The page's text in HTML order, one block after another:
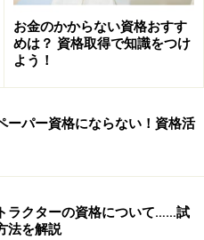
～２ヶ月前頃
I」「午後II」それぞれで
験）」試験情報】
お金のかからない資格おすす
めは？ 資格取得で知識をつけ
よう！
ーパー資格にならない！資格活
ラクターの資格について……試
法を解説